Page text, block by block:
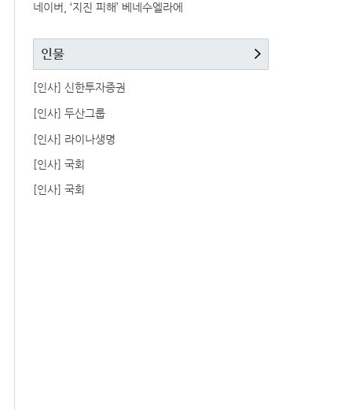
네이버, ‘지진 피해’ 베네수엘라에
인물
[인사] 신한투자증권
[인사] 두산그룹
[인사] 라이나생명
[인사] 국회
[인사] 국회